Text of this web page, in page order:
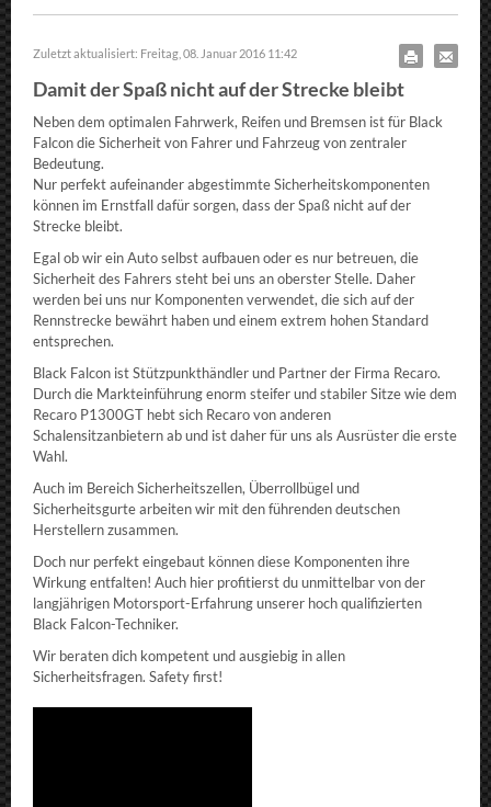
Zuletzt aktualisiert: Freitag, 08. Januar 2016 11:42
Damit der Spaß nicht auf der Strecke bleibt
Neben dem optimalen Fahrwerk, Reifen und Bremsen ist für Black
Falcon die Sicherheit von Fahrer und Fahrzeug von zentraler
Bedeutung.
Nur perfekt aufeinander abgestimmte Sicherheitskomponenten
können im Ernstfall dafür sorgen, dass der Spaß nicht auf der
Strecke bleibt.
Egal ob wir ein Auto selbst aufbauen oder es nur betreuen, die
Sicherheit des Fahrers steht bei uns an oberster Stelle. Daher
werden bei uns nur Komponenten verwendet, die sich auf der
Rennstrecke bewährt haben und einem extrem hohen Standard
entsprechen.
Black Falcon ist Stützpunkthändler und Partner der Firma Recaro.
Durch die Markteinführung enorm steifer und stabiler Sitze wie dem
Recaro P1300GT hebt sich Recaro von anderen
Schalensitzanbietern ab und ist daher für uns als Ausrüster die erste
Wahl.
Auch im Bereich Sicherheitszellen, Überrollbügel und
Sicherheitsgurte arbeiten wir mit den führenden deutschen
Herstellern zusammen.
Doch nur perfekt eingebaut können diese Komponenten ihre
Wirkung entfalten! Auch hier profitierst du unmittelbar von der
langjährigen Motorsport-Erfahrung unserer hoch qualifizierten
Black Falcon-Techniker.
Wir beraten dich kompetent und ausgiebig in allen
Sicherheitsfragen. Safety first!